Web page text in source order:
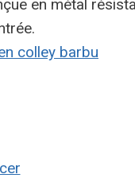
en métal
colley barbu